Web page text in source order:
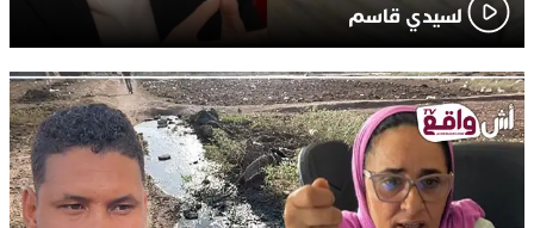
لسيدي قاسم